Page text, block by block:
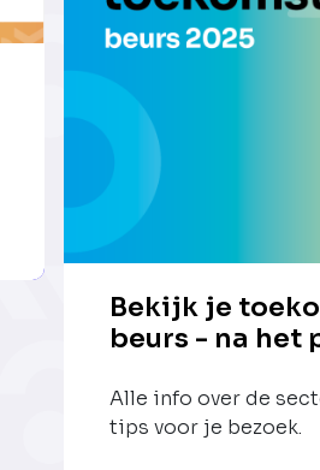
Bekijk je
beurs - na het
Alle info over de
tips voor je bezoek.